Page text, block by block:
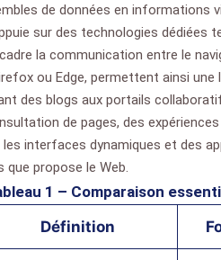
de données en informations
sur des technologies dédiées
la communication entre le
ou Edge, permettent ainsi
des blogs aux portails
de pages, des
les interfaces dynamiques et des
propose le Web.
1 – Comparaison
Définition